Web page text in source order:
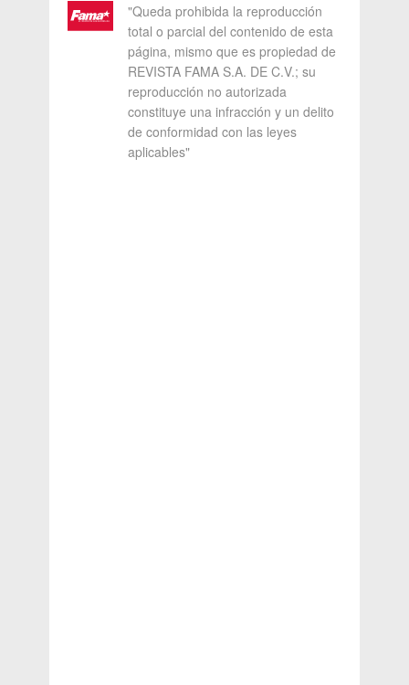
"Queda prohibida la reproducción
total o parcial del contenido de esta
página, mismo que es propiedad de
REVISTA FAMA S.A. DE C.V.; su
reproducción no autorizada
constituye una infracción y un delito
de conformidad con las leyes
aplicables"